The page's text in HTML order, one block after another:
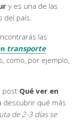
y es una de las
del país.
las
transporte
como, por ejemplo,
post Qué ver en
descubrir qué más
de 2-3 días se